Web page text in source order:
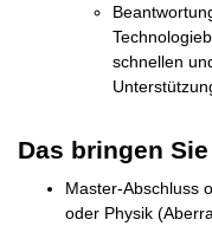
schnellen
Das bringen
Master-Abschluss
oder Physik